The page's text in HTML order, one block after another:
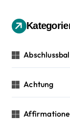
v
i
g
a
t
n
n
c
Achtung